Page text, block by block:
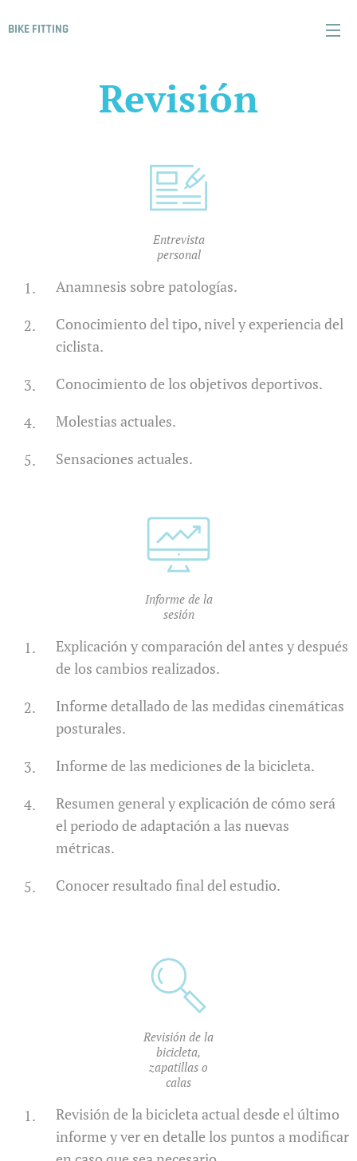
BIKE FITTING
Revisión
Entrevista
personal
Anamnesis sobre patologías.
Conocimiento del tipo, nivel y experiencia del
ciclista.
Conocimiento de los objetivos deportivos.
Molestias actuales.
Sensaciones actuales.
Informe de la
sesión
Explicación y comparación del antes y después
de los cambios realizados.
Informe detallado de las medidas cinemáticas
posturales.
Informe de las mediciones de la bicicleta.
Resumen general y explicación de cómo será
el periodo de adaptación a las nuevas
métricas.
Conocer resultado final del estudio.
Revisión de la
bicicleta,
zapatillas o
calas
Revisión de la bicicleta actual desde el último
informe y ver en detalle los puntos a modificar